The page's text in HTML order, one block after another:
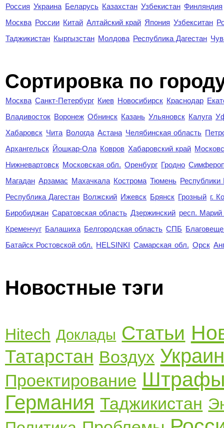
Россия Украина Беларусь Казахстан Узбекистан Финляндия
Москва России Китай Алтайский край Япония Узбекситан
Таджикистан Кыргызстан Молдова Республика Дагестан
Cортировка по
Москва Санкт-Петербург Киев Новосибирск Краснодар
Владивосток Воронеж Обнинск Казань Ульяновск Калуга
Хабаровск Чита Вологда Астана Челябинская область
Архангельск Йошкар-Ола Ковров Хабаровский край
Нижневартовск Московская обл. Оренбург Гродно
Магадан Арзамас Махачкала Кострома Тюмень Республики
Республика Дагестан Волжский Ижевск Брянск Грозный г.
Биробиджан Саратовская область Дзержинский респ.
Кременчуг Балашиха Белгородская область СПБ
Батайск Ростовской обл. HELSINKI Самарская обл. Орск
Новостные тэги
Hitech Доклады Статьи
Татарстан Воздух
Проектирование
Германия Таджикистан